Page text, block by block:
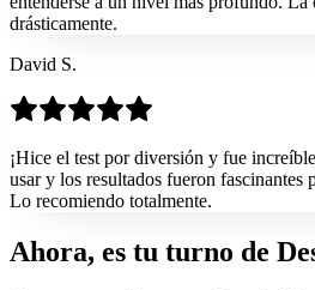
drásticamente.
David S.
¡Hice el test por diversión y fue
usar y los resultados fueron fascinantes
Lo recomiendo totalmente.
Ahora, es tu turno de